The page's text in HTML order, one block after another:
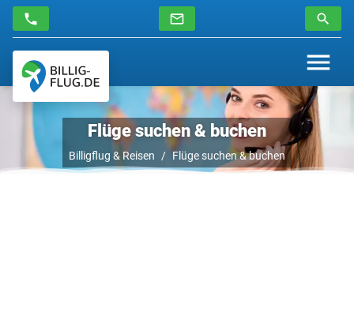
Flüge suchen & buchen
Billigflug & Reisen Flüge suchen & buchen